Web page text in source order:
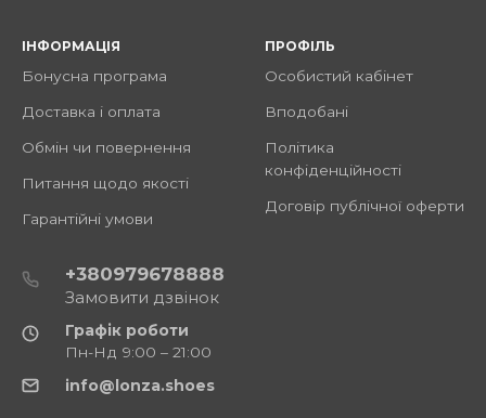
ІНФОРМАЦІЯ
Бонусна програма
Доставка і оплата
Обмін чи повернення
Питання щодо якості
Гарантійні умови
ПРОФІЛЬ
Особистий кабінет
Вподобані
Політика
конфіденційності
Договір публічної оферти
+380979678888
Замовити дзвінок
Графік роботи
Пн-Нд 9:00 – 21:00
info@lonza.shoes